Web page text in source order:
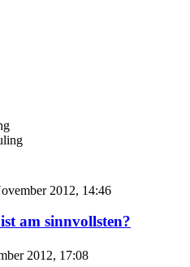
2012, 14:46
am sinnvollsten?
2012, 17:08